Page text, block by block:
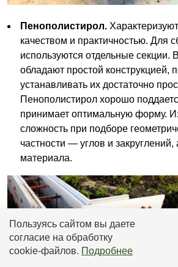
Пользуясь сайтом вы даете
согласие на обработку
cookie-файлов. Подробнее
Пенополистирол.
качеством и практичностью. Для
используются отдельные секции.
обладают простой конструкцией,
устанавливать их достаточно
Пенополистирол хорошо
принимает оптимальную форму.
сложность при подборе
частности — углов и
материала.